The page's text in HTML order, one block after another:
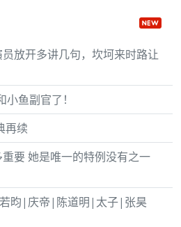
放开多讲几句，坎坷来时路让
鱼副官了！
再续
要 她是唯一的特例没有之一
昀|庆帝|陈道明|太子|张昊